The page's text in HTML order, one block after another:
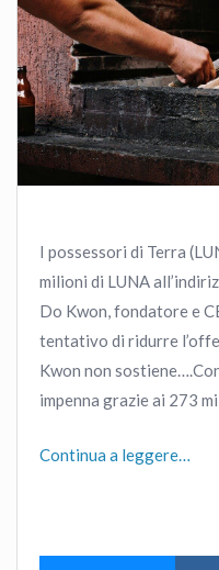
I possessori di Terra
milioni di LUNA
Do Kwon, fondatore e
tentativo di ridurre
Kwon non
impenna grazie ai 273
Continua a leggere…